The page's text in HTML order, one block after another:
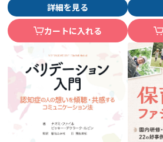
詳細を見る
カートに入れる